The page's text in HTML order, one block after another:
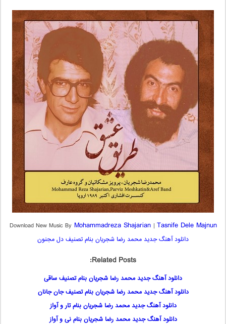
Download New Music ByMohammadreza Shajarian | Tasnife Dele Majnun
دانلود آهنگ جدید محمد رضا شجریان بنام تصنیف دل مجنون
Related Posts:
دانلود آهنگ جدید محمد رضا شجریان بنام تصنیف ساقی
دانلود آهنگ جدید محمد رضا شجریان بنام تصنیف جان جانان
دانلود آهنگ جدید محمد رضا شجریان بنام تار و آواز
دانلود آهنگ جدید محمد رضا شجریان بنام نی و آواز